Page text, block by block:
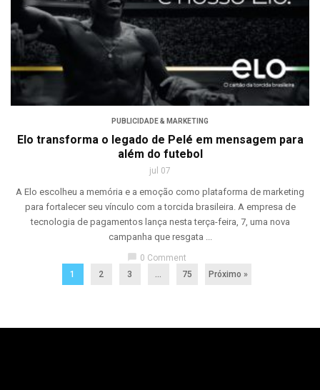
PUBLICIDADE & MARKETING
Elo transforma o legado de Pelé em mensagem para
além do futebol
jul 07
A Elo escolheu a memória e a emoção como plataforma de marketing
para fortalecer seu vínculo com a torcida brasileira. A empresa de
tecnologia de pagamentos lança nesta terça-feira, 7, uma nova
campanha que resgata ...
0 Comment
1
2 3 75 Próximo »